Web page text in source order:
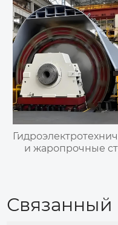
и жаропрочные
Связанный